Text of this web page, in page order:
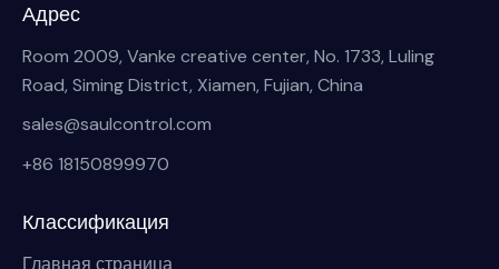
Адрес
Room 2009, Vanke creative center, No. 1733, Luling
Road, Siming District, Xiamen, Fujian, China
sales@saulcontrol.com
+86 18150899970
Классификация
Главная страница